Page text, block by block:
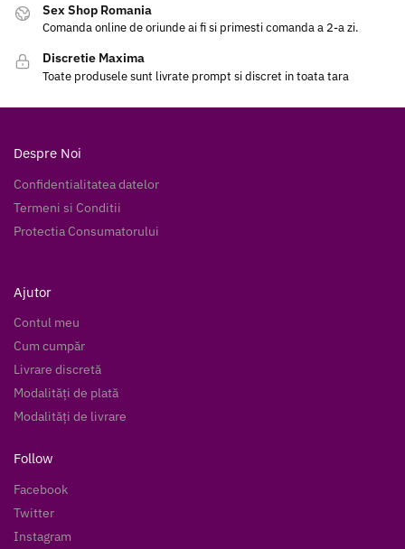
Sex Shop Romania
Comanda online de oriunde ai fi si primesti comanda a 2-a zi.
Discretie Maxima
Toate produsele sunt livrate prompt si discret in toata tara
Despre Noi
Confidentialitatea datelor
Termeni si Conditii
Protectia Consumatorului
Ajutor
Contul meu
Cum cumpăr
Livrare discretă
Modalități de plată
Modalități de livrare
Follow
Facebook
Twitter
Instagram